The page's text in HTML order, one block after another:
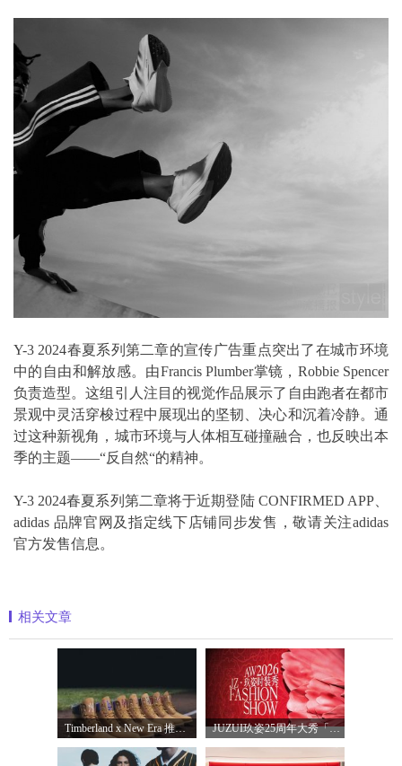
Y-3 2024春夏系列第二章的宣传广告重点突出了在城市环境
中的自由和解放感。由Francis Plumber掌镜，Robbie Spencer
负责造型。这组引人注目的视觉作品展示了自由跑者在都市
景观中灵活穿梭过程中展现出的坚韧、决心和沉着冷静。通
过这种新视角，城市环境与人体相互碰撞融合，也反映出本
季的主题——“反自然“的精神。
Y-3 2024春夏系列第二章将于近期登陆 CONFIRMED APP、
adidas 品牌官网及指定线下店铺同步发售，敬请关注adidas
官方发售信息。
相关文章
Timberland x New Era 推出全新联名系列，以经 JUZUI玖姿25周年大秀「循光新生」 光起二